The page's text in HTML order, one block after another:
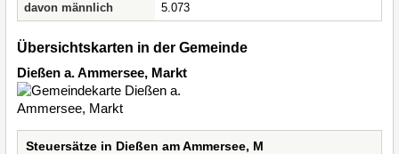
davon männlich
5.073
Übersichtskarten in der Gemeinde
Dießen a. Ammersee, Markt
Steuersätze in Dießen am Ammersee, M